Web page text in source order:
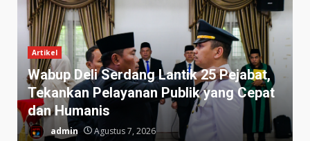
Artikel
Wabup Deli Serdang Lantik 25 Pejabat,
Tekankan Pelayanan Publik yang Cepat
dan Humanis
admin Agustus 7, 2026